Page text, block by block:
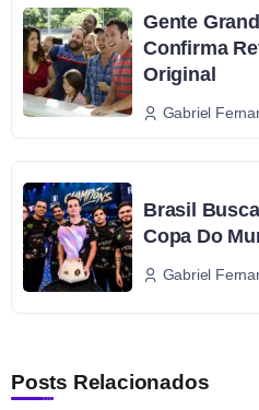
Gente
Confirma
Original
Gabriel
Brasil
Copa Do
Gabriel
Posts Relacionados